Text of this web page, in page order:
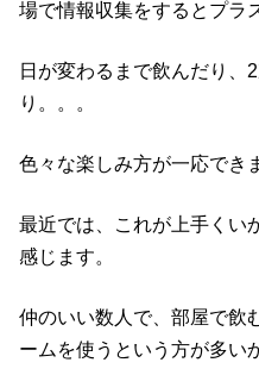
場で情報収集をするとプラ
日が変わるまで飲んだり、
り。。。
色々な楽しみ方が一応でき
最近では、これが上手くい
感じます。
仲のいい数人で、部屋で飲
ームを使うという方が多い